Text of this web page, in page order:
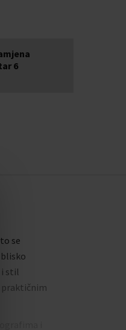
6
se
i stil
praktičnim